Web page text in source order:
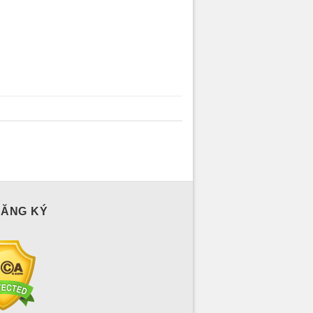
KÝ